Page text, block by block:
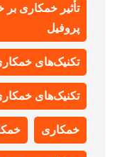
تأثیر خمکاری
پروفیل
تکنیک‌های
تکنیک‌های
خمکاری